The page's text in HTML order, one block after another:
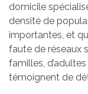
domicile
densité de
importantes, et
faute de réseaux
familles,
témoignent de